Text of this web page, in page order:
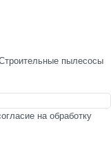
пылесосы
на обработку